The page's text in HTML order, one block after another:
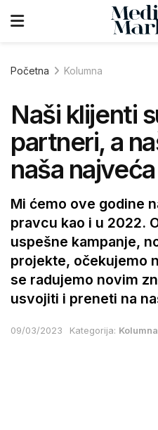
Početna Kolumna
Naši klijenti
partneri, a
naša
Mi ćemo ove godine
pravcu kao i u 2022.
uspešne kampanje,
projekte, očekujemo
se radujemo novim
usvojiti i preneti na
09/03/2023 Kategorija: Kolumna